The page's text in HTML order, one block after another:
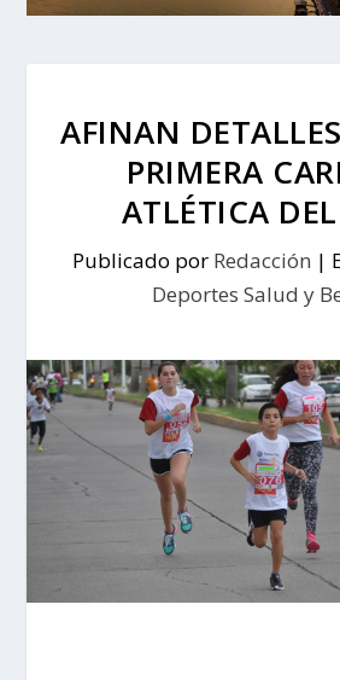
AFINAN
PRIMERA
ATLÉTICA
Publicado por Redacción |
Deportes Salud y